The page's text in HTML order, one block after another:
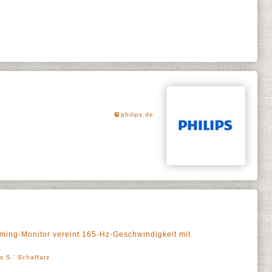
philips.de
Monitor vereint 165-Hz-Geschwindigkeit mit
S.' Schaffarz